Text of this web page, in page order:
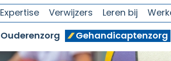
Expertise Verwijzers Leren bij
Ouderenzorg Gehandicaptenzorg